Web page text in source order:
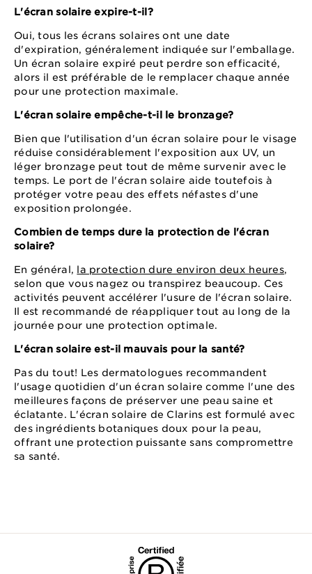
L'écran solaire expire-t-il?
Oui, tous les écrans solaires ont une date
d'expiration, généralement indiquée sur l'emballage.
Un écran solaire expiré peut perdre son efficacité,
alors il est préférable de le remplacer chaque année
pour une protection maximale.
L'écran solaire empêche-t-il le bronzage?
Bien que l'utilisation d'un écran solaire pour le visage
réduise considérablement l'exposition aux UV, un
léger bronzage peut tout de même survenir avec le
temps. Le port de l'écran solaire aide toutefois à
protéger votre peau des effets néfastes d'une
exposition prolongée.
Combien de temps dure la protection de l'écran
solaire?
En général, la protection dure environ deux heures,
selon que vous nagez ou transpirez beaucoup. Ces
activités peuvent accélérer l'usure de l'écran solaire.
Il est recommandé de réappliquer tout au long de la
journée pour une protection optimale.
L'écran solaire est-il mauvais pour la santé?
Pas du tout! Les dermatologues recommandent
l'usage quotidien d'un écran solaire comme l'une des
meilleures façons de préserver une peau saine et
éclatante. L'écran solaire de Clarins est formulé avec
des ingrédients botaniques doux pour la peau,
offrant une protection puissante sans compromettre
sa santé.